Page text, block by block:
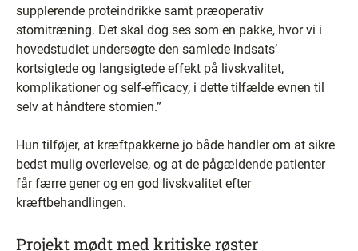
supplerende proteindrikke samt præoperativ
stomitræning. Det skal dog ses som en pakke, hvor vi i
hovedstudiet undersøgte den samlede indsats’
kortsigtede og langsigtede effekt på livskvalitet,
komplikationer og self-efficacy, i dette tilfælde evnen til
selv at håndtere stomien.”
Hun tilføjer, at kræftpakkerne jo både handler om at sikre
bedst mulig overlevelse, og at de pågældende patienter
får færre gener og en god livskvalitet efter
kræftbehandlingen.
Projekt mødt med kritiske røster